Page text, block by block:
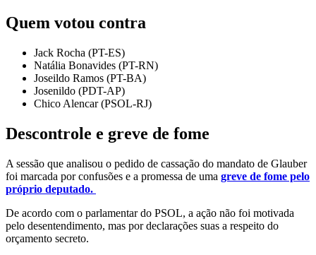
Quem votou contra
Jack Rocha (PT-ES)
Natália Bonavides (PT-RN)
Joseildo Ramos (PT-BA)
Josenildo (PDT-AP)
Chico Alencar (PSOL-RJ)
Descontrole e greve de fome
A sessão que analisou o pedido de cassação do mandato de Glauber
foi marcada por confusões e a promessa de uma greve de fome pelo
próprio deputado.
De acordo com o parlamentar do PSOL, a ação não foi motivada
pelo desentendimento, mas por declarações suas a respeito do
orçamento secreto.